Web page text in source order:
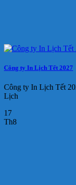
Công ty In Lịch Tết 2027
Công ty In Lịch Tết
Lịch
17
Th8